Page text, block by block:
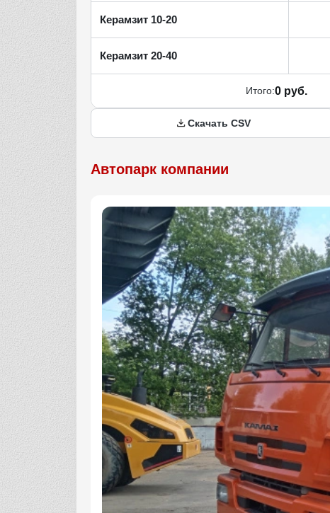
Керамзит 10-20
Керамзит 20-40
Итого:0 руб.
Скачать CSV
Автопарк компании